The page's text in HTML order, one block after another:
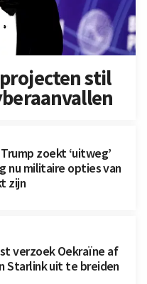
stil
zoekt ‘uitweg’
nu militaire opties van
zijn
verzoek Oekraïne af
Starlink uit te breiden